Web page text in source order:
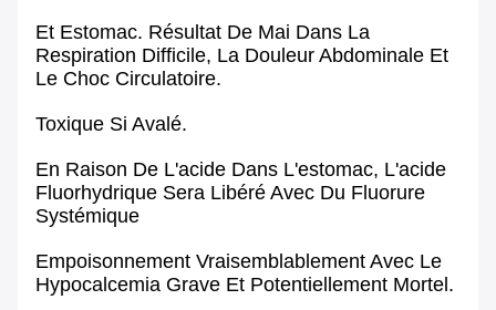
Et Estomac. Résultat De Mai Dans La
Respiration Difficile, La Douleur Abdominale Et
Le Choc Circulatoire.
Toxique Si Avalé.
En Raison De L'acide Dans L'estomac, L'acide
Fluorhydrique Sera Libéré Avec Du Fluorure
Systémique
Empoisonnement Vraisemblablement Avec Le
Hypocalcemia Grave Et Potentiellement Mortel.